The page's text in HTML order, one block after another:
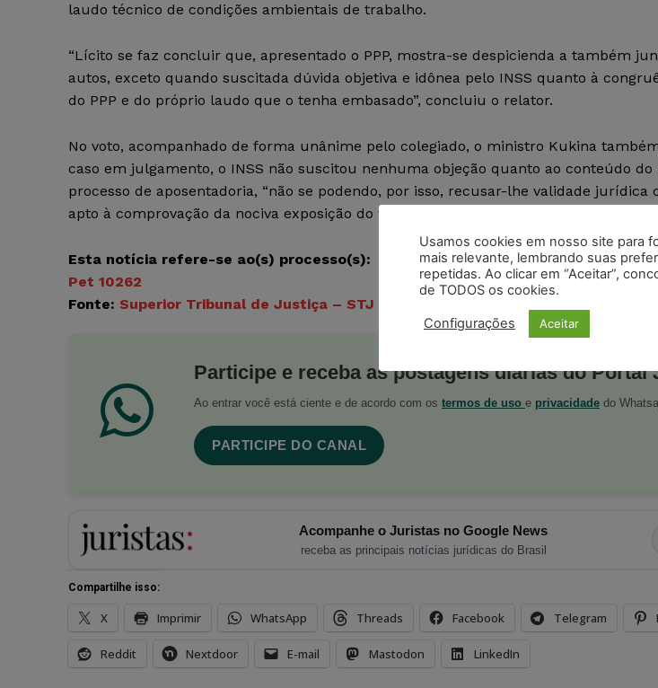
laudo técnico de condições ambientais de trabalho.
“Lícito se faz concluir que, apresentado o PPP, mostra-se despicienda a também
autos, exceto quando suscitada dúvida objetiva e idônea pelo INSS quanto à
do PPP e do próprio laudo que o tenha embasado”, concluiu o relator.
No voto, acompanhado de forma unânime pelo colegiado, o ministro Kukina
caso em julgamento, o INSS não suscitou nenhuma objeção quanto ao conteúdo do
processo de aposentadoria, “não se podendo, por isso, recusar-lhe validade jurídica
apto à comprovação da nociva exposição do trabalhador”.
Esta notícia refere-se ao(s) processo(s):
Pet 10262
Fonte: Superior Tribunal de Justiça – STJ
Participe e receba as postagens diárias do Portal
Ao entrar você está ciente e de acordo com os termos de uso e privacidade do
PARTICIPE DO CANAL
Acompanhe o Juristas no Google News
receba as principais notícias jurídicas do Brasil
Compartilhe isso:
X Imprimir WhatsApp Threads Facebook Telegram
Reddit Nextdoor E-mail Mastodon LinkedIn
Usamos cookies em nosso site para
mais relevante, lembrando suas
repetidas. Ao clicar em “Aceitar”,
de TODOS os cookies.
Configurações Aceitar